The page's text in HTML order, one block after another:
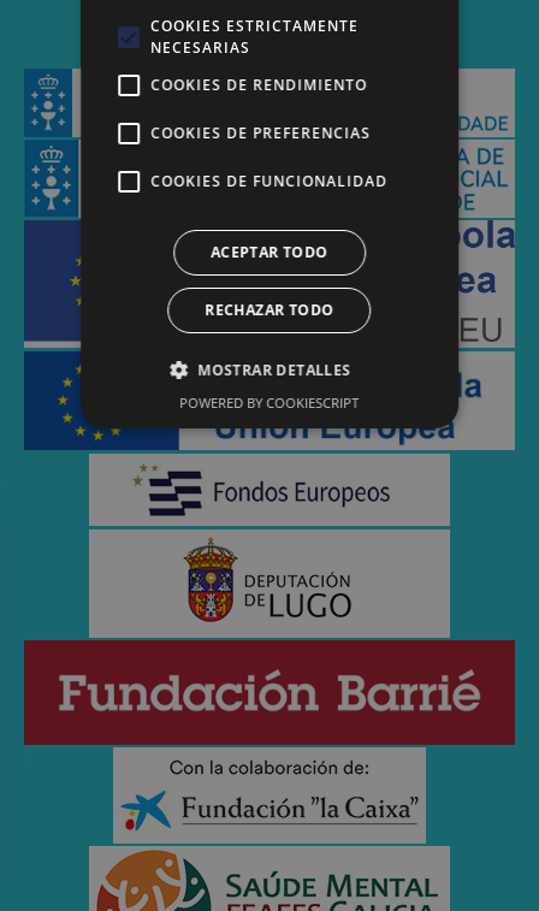
COOKIES ESTRICTAMENTE
NECESARIAS
COOKIES DE RENDIMIENTO
COOKIES DE PREFERENCIAS
COOKIES DE FUNCIONALIDAD
ACEPTAR TODO
RECHAZAR TODO
MOSTRAR DETALLES
POWERED BY COOKIESCRIPT